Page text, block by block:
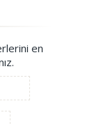
en